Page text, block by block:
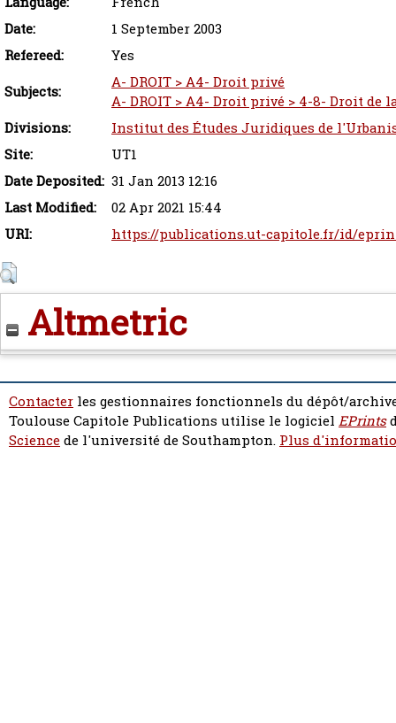
Date:
1 September 2003
Refereed:
Yes
Subjects:
A- DROIT > A4- Droit privé
A- DROIT > A4- Droit privé > 4-8- Droit
Divisions:
Institut des Études Juridiques de
Site:
UT1
Date Deposited: 31 Jan 2013 12:16
Last Modified:
02 Apr 2021 15:44
URI:
https://publications.ut-capitole.fr/id/
Altmetric
Contacter les gestionnaires fonctionnels du dépôt/
Toulouse Capitole Publications utilise le logiciel EPrints
Sciencede l'université de Southampton. Plus